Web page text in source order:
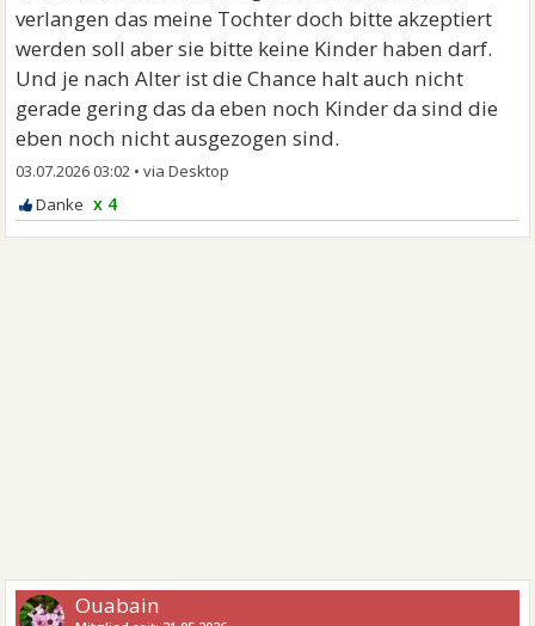
verlangen das meine Tochter doch bitte akzeptiert
werden soll aber sie bitte keine Kinder haben darf.
Und je nach Alter ist die Chance halt auch nicht
gerade gering das da eben noch Kinder da sind die
eben noch nicht ausgezogen sind.
03.07.2026 03:02 •
x 4
Ouabain